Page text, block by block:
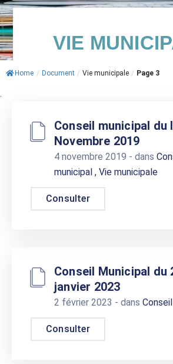
PARTICIPE
ACTUALITÉS
AGENDA
PAYER
FACTURES
VIE
Home / Document / Vie municipale / Page 3
.
Conseil municipal du
Novembre 2019
4 novembre 2019 - dans
municipal , Vie municipale
Consulter
Conseil Municipal du
janvier 2023
2 février 2023 - dans
Consulter